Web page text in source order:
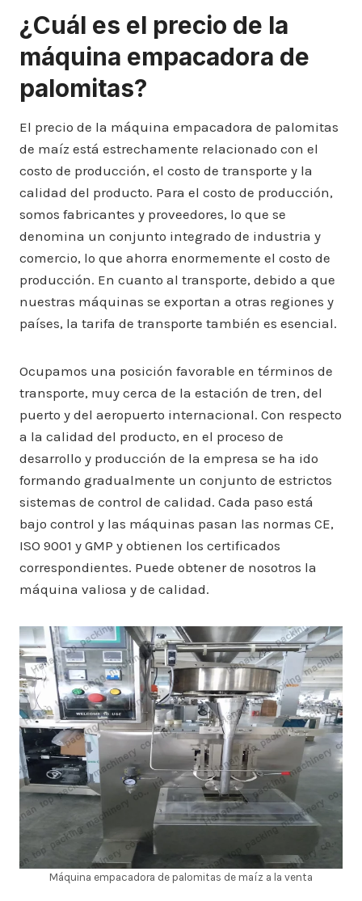
¿Cuál es el precio de la
máquina empacadora de
palomitas?
El precio de la máquina empacadora de palomitas
de maíz está estrechamente relacionado con el
costo de producción, el costo de transporte y la
calidad del producto. Para el costo de producción,
somos fabricantes y proveedores, lo que se
denomina un conjunto integrado de industria y
comercio, lo que ahorra enormemente el costo de
producción. En cuanto al transporte, debido a que
nuestras máquinas se exportan a otras regiones y
países, la tarifa de transporte también es esencial.
Ocupamos una posición favorable en términos de
transporte, muy cerca de la estación de tren, del
puerto y del aeropuerto internacional. Con respecto
a la calidad del producto, en el proceso de
desarrollo y producción de la empresa se ha ido
formando gradualmente un conjunto de estrictos
sistemas de control de calidad. Cada paso está
bajo control y las máquinas pasan las normas CE,
ISO 9001 y GMP y obtienen los certificados
correspondientes. Puede obtener de nosotros la
máquina valiosa y de calidad.
Máquina empacadora de palomitas de maíz a la venta